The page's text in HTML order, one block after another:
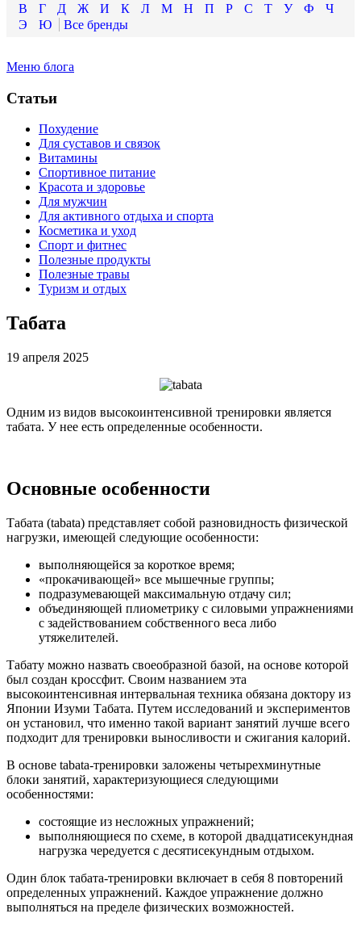
В
Г Д Ж И К Л М Н П Р С Т У Ф
Ч
Э
Ю
Меню блога
Статьи
Похудение
Для суставов и связок
Витамины
Спортивное питание
Красота и здоровье
Для мужчин
Для активного отдыха и спорта
Косметика и уход
Спорт и фитнес
Полезные продукты
Полезные травы
Туризм и отдых
Табата
19 апреля 2025
Одним из видов высокоинтенсивной тренировки является
табата. У нее есть определенные особенности.
Основные особенности
Табата (tabata) представляет собой разновидность физической
нагрузки, имеющей следующие особенности:
выполняющейся за короткое время;
«прокачивающей» все мышечные группы;
подразумевающей максимальную отдачу сил;
объединяющей плиометрику с силовыми упражнениями
с задействованием собственного веса либо
утяжелителей.
Табату можно назвать своеобразной базой, на основе которой
был создан кроссфит. Своим названием эта
высокоинтенсивная интервальная техника обязана доктору из
Японии Изуми Табата. Путем исследований и экспериментов
он установил, что именно такой вариант занятий лучше всего
подходит для тренировки выносливости и сжигания калорий.
В основе tabata-тренировки заложены четырехминутные
блоки занятий, характеризующиеся следующими
особенностями:
состоящие из несложных упражнений;
выполняющиеся по схеме, в которой двадцатисекундная
нагрузка чередуется с десятисекундным отдыхом.
Один блок табата-тренировки включает в себя 8 повторений
определенных упражнений. Каждое упражнение должно
выполняться на пределе физических возможностей.